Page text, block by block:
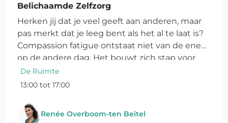
Belichaamde Zelfzorg
Herken jij dat je veel geeft aan anderen, maar
pas merkt dat je leeg bent als het al te laat is?
Compassion fatigue ontstaat niet van de ene
op de andere dag. Het bouwt zich stap voor
stap op, vaak ongemerkt. In deze
ervaringsgerichte scholing...
De Ruimte
13:00 tot 17:00
Renée Overboom-ten Beitel